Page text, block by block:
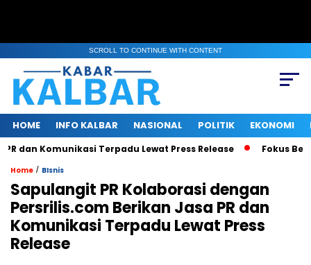
SCROLL TO CONTINUE WITH CONTENT
HOME INFO KALBAR NASIONAL POLITIK EKONOMI
Komunikasi Terpadu Lewat Press Release Fokus
Home / BIsnis
Sapulangit PR Kolaborasi dengan
Persrilis.com Berikan Jasa PR dan
Komunikasi Terpadu Lewat Press
Release